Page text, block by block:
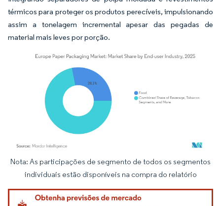
térmicos para proteger os produtos perecíveis, impulsionando
assim a tonelagem incremental apesar das pegadas de
material mais leves por porção.
Imagem © Mordor Intelligence. O reuso requer atribuição conforme CC BY 4.0.
Nota: As participações de segmento de todos os segmentos
individuais estão disponíveis na compra do relatório